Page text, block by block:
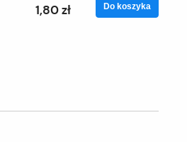
1,80 zł Do koszyka